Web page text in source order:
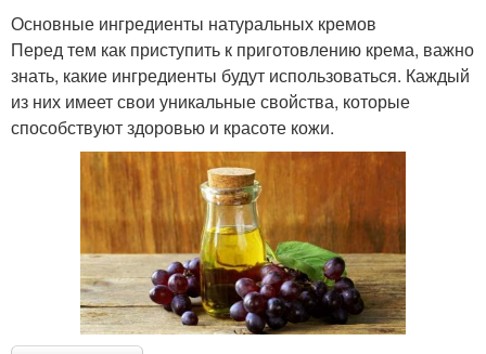
Основные ингредиенты натуральных кремов
Перед тем как приступить к приготовлению крема, важно
знать, какие ингредиенты будут использоваться. Каждый
из них имеет свои уникальные свойства, которые
способствуют здоровью и красоте кожи.